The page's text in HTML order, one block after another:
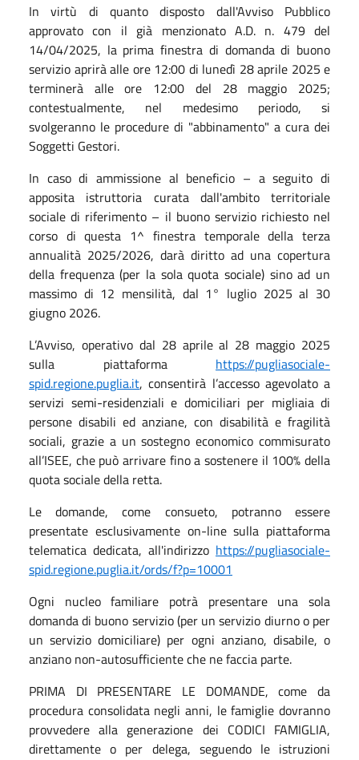
In virtù di quanto disposto dall'Avviso Pubblico
approvato con il già menzionato A.D. n. 479 del
14/04/2025, la prima finestra di domanda di buono
servizio aprirà alle ore 12:00 di lunedì 28 aprile 2025 e
terminerà alle ore 12:00 del 28 maggio 2025;
contestualmente, nel medesimo periodo, si
svolgeranno le procedure di "abbinamento" a cura dei
Soggetti Gestori.
In caso di ammissione al beneficio – a seguito di
apposita istruttoria curata dall'ambito territoriale
sociale di riferimento – il buono servizio richiesto nel
corso di questa 1^ finestra temporale della terza
annualità 2025/2026, darà diritto ad una copertura
della frequenza (per la sola quota sociale) sino ad un
massimo di 12 mensilità, dal 1° luglio 2025 al 30
giugno 2026.
L’Avviso, operativo dal 28 aprile al 28 maggio 2025
sulla piattaforma https://pugliasociale-
spid.regione.puglia.it, consentirà l’accesso agevolato a
servizi semi-residenziali e domiciliari per migliaia di
persone disabili ed anziane, con disabilità e fragilità
sociali, grazie a un sostegno economico commisurato
all’ISEE, che può arrivare fino a sostenere il 100% della
quota sociale della retta.
Le domande, come consueto, potranno essere
presentate esclusivamente on-line sulla piattaforma
telematica dedicata, all'indirizzo https://pugliasociale-
spid.regione.puglia.it/ords/f?p=10001
Ogni nucleo familiare potrà presentare una sola
domanda di buono servizio (per un servizio diurno o per
un servizio domiciliare) per ogni anziano, disabile, o
anziano non-autosufficiente che ne faccia parte.
PRIMA DI PRESENTARE LE DOMANDE, come da
procedura consolidata negli anni, le famiglie dovranno
provvedere alla generazione dei CODICI FAMIGLIA,
direttamente o per delega, seguendo le istruzioni